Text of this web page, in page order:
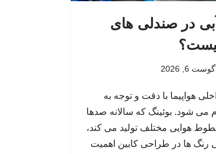
در صندلی های
6, 2026
هواپیما با دقت و توجه به
می شود. بوئینگ که سالانه صدها
هوایی مختلف تولید می کند،
رنگ ها در طراحی کابین اهمیت